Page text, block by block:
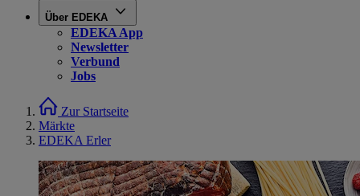
Über EDEKA
EDEKA App
Newsletter
Verbund
Jobs
Zur Startseite
Märkte
EDEKA Erler